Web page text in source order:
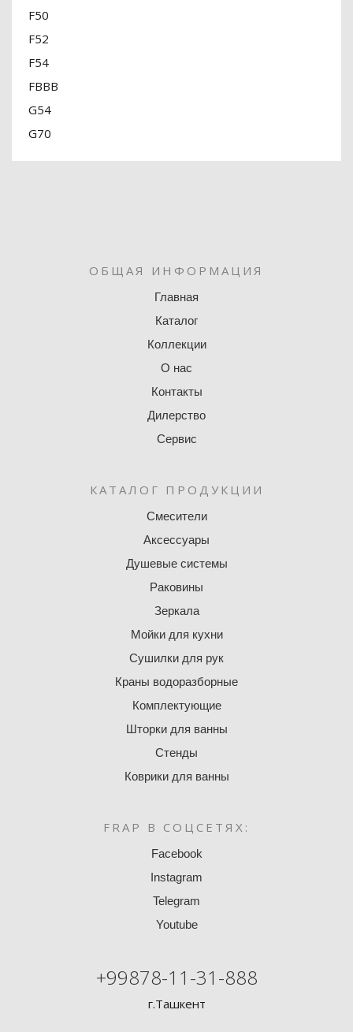
F50
F52
F54
FBBB
G54
G70
ОБЩАЯ ИНФОРМАЦИЯ
Главная
Каталог
Коллекции
О нас
Контакты
Дилерство
Сервис
КАТАЛОГ ПРОДУКЦИИ
Смесители
Аксессуары
Душевые системы
Раковины
Зеркала
Мойки для кухни
Сушилки для рук
Краны водоразборные
Комплектующие
Шторки для ванны
Стенды
Коврики для ванны
FRAP В СОЦСЕТЯХ:
Facebook
Instagram
Telegram
Youtube
+99878-11-31-888
г.Ташкент